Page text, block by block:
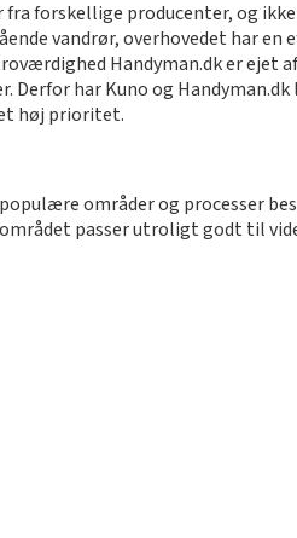
forskellige producenter, og
vandrør, overhovedet har
Handyman.dk er ejet
har Kuno og
høj prioritet.
områder og processer
passer utroligt godt til